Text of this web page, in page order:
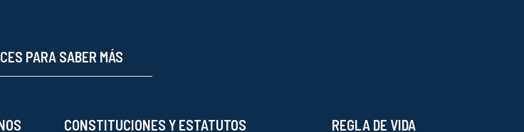
PARA SABER MÁS
CONSTITUCIONES Y ESTATUTOS REGLA DE VIDA